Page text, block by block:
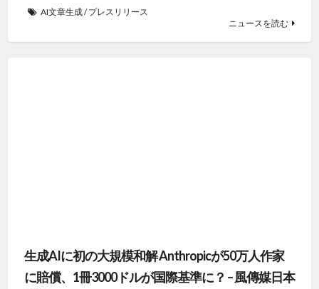
生成AIに初の大規模和解 Anthropicが50万人作家
に賠償、1冊3000ドルが国際基準に？ – 風傳媒日本